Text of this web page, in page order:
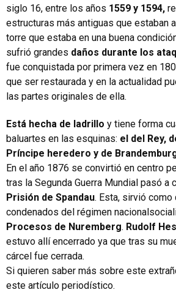
siglo 16, entre los años 1559 y 1594,
estructuras más antiguas que estaban
torre que estaba en una buena
sufrió grandes daños durante los
fue conquistada por primera vez en
que ser restaurada y en la actualidad
las partes originales de ella.
Está hecha de ladrillo y tiene forma
baluartes en las esquinas: el del Rey,
Príncipe heredero y de
En el año 1876 se convirtió en centro
tras la Segunda Guerra Mundial pasó a
Prisión de Spandau. Esta, sirvió
condenados del régimen
Procesos de Nuremberg. Rudolf
estuvo allí encerrado ya que tras su
cárcel fue cerrada.
Si quieren saber más sobre este
este artículo periodístico.